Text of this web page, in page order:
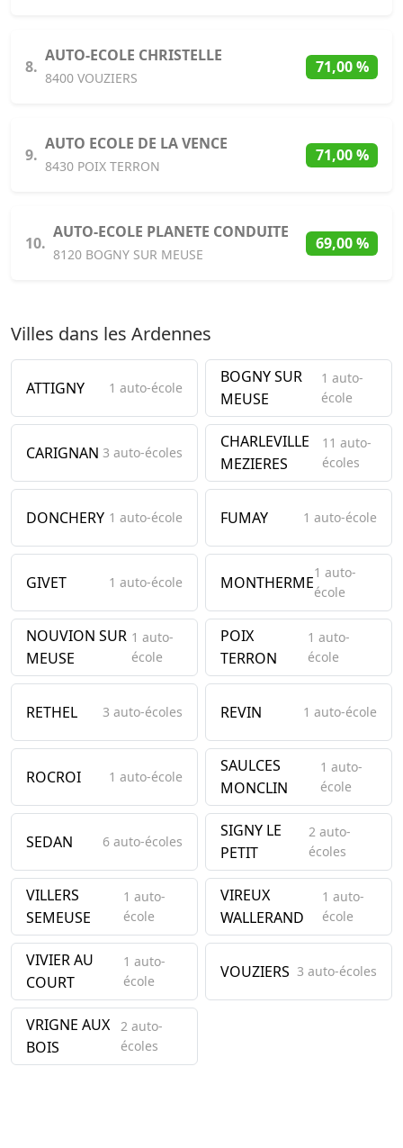
8.
AUTO-ECOLE CHRISTELLE
8400 VOUZIERS
71,00 %
9.
AUTO ECOLE DE LA VENCE
8430 POIX TERRON
71,00 %
10.
AUTO-ECOLE PLANETE CONDUITE
8120 BOGNY SUR MEUSE
69,00 %
Villes dans les Ardennes
ATTIGNY 1 auto-école
BOGNY SUR
MEUSE
1 auto-
école
CARIGNAN 3 auto-écoles
CHARLEVILLE
MEZIERES
11 auto-
écoles
DONCHERY 1 auto-école FUMAY 1 auto-école
GIVET 1 auto-école MONTHERME1 auto-
école
NOUVION SUR
MEUSE
1 auto-
école
POIX
TERRON
1 auto-
école
RETHEL 3 auto-écoles REVIN 1 auto-école
ROCROI 1 auto-école
SAULCES
MONCLIN
1 auto-
école
SEDAN 6 auto-écoles
SIGNY LE
PETIT
2 auto-
écoles
VILLERS
SEMEUSE
1 auto-
école
VIREUX
WALLERAND
1 auto-
école
VIVIER AU
COURT
1 auto-
école
VOUZIERS 3 auto-écoles
VRIGNE AUX
BOIS
2 auto-
écoles